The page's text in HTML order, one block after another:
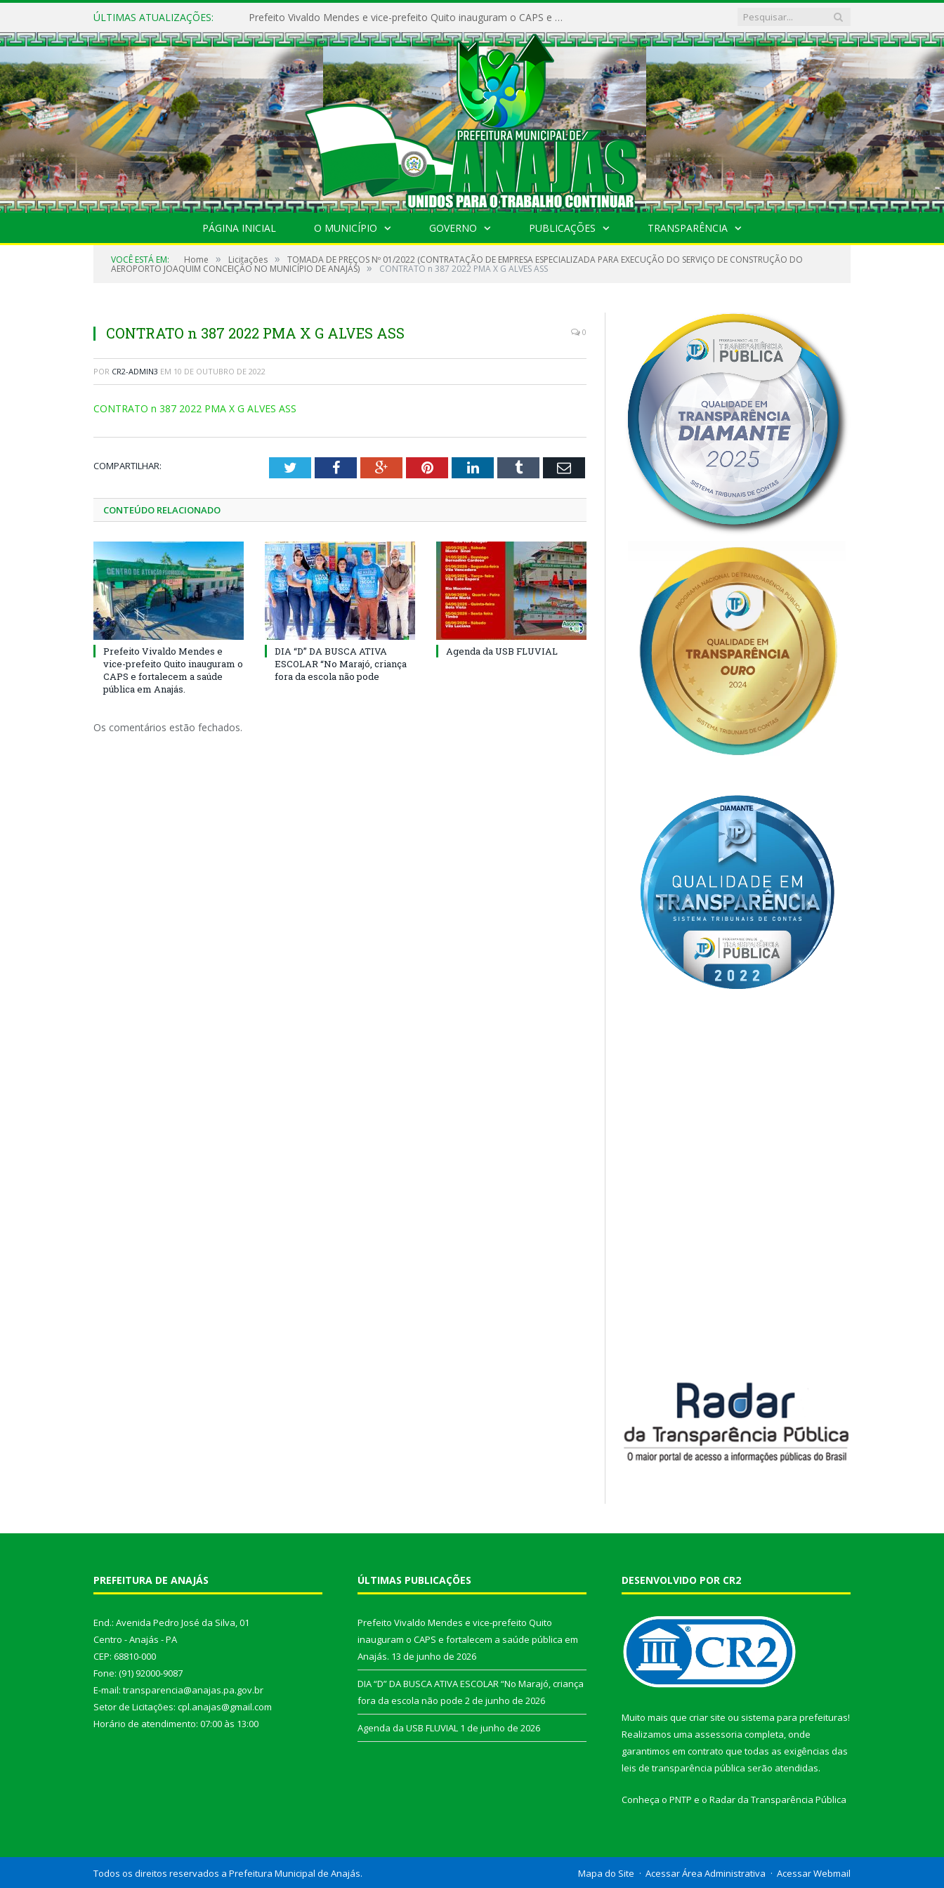
ÚLTIMAS ATUALIZAÇÕES: Prefeito Vivaldo Mendes e vice-prefeito Quito inauguram o CAPS e fortalecem a saúde pública em Anajás.
PÁGINA INICIAL O MUNICÍPIO GOVERNO PUBLICAÇÕES TRANSPARÊNCIA
VOCÊ ESTÁ EM: Home » Licitações » TOMADA DE PREÇOS Nº 01/2022 (CONTRATAÇÃO DE EMPRESA ESPECIALIZADA PARA EXECUÇÃO DO SERVIÇO DE CONSTRUÇÃO DO
AEROPORTO JOAQUIM CONCEIÇÃO NO MUNICÍPIO DE ANAJÁS) » CONTRATO n 387 2022 PMA X G ALVES ASS
CONTRATO n 387 2022 PMA X G ALVES ASS 0
POR CR2-ADMIN3 EM 10 DE OUTUBRO DE 2022
CONTRATO n 387 2022 PMA X G ALVES ASS
COMPARTILHAR: TwitterFacebookGoogle+PinterestLinkedInTumblr Email
CONTEÚDO RELACIONADO
Prefeito Vivaldo Mendes e
vice-prefeito Quito inauguram o
CAPS e fortalecem a saúde
pública em Anajás.
DIA “D” DA BUSCA ATIVA
ESCOLAR “No Marajó, criança
fora da escola não pode
Agenda da USB FLUVIAL
Os comentários estão fechados.
PREFEITURA DE ANAJÁS
End.: Avenida Pedro José da Silva, 01
Centro - Anajás - PA
CEP: 68810-000
Fone: (91) 92000-9087
E-mail: transparencia@anajas.pa.gov.br
Setor de Licitações: cpl.anajas@gmail.com
Horário de atendimento: 07:00 às 13:00
ÚLTIMAS PUBLICAÇÕES
Prefeito Vivaldo Mendes e vice-prefeito Quito
inauguram o CAPS e fortalecem a saúde pública em
Anajás. 13 de junho de 2026
DIA “D” DA BUSCA ATIVA ESCOLAR “No Marajó, criança
fora da escola não pode 2 de junho de 2026
Agenda da USB FLUVIAL 1 de junho de 2026
DESENVOLVIDO POR CR2
Muito mais que criar site ou sistema para prefeituras!
Realizamos uma assessoria completa, onde
garantimos em contrato que todas as exigências das
leis de transparência pública serão atendidas.
Conheça o PNTP e o Radar da Transparência Pública
Todos os direitos reservados a Prefeitura Municipal de Anajás. Mapa do Site Acessar Área Administrativa Acessar Webmail